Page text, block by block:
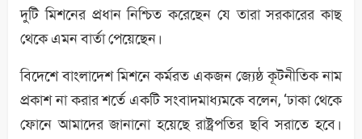
দুটি মিশনের প্রধান নিশ্চিত করেছেন যে তারা সরকারের কাছ
থেকে এমন বার্তা পেয়েছেন।
বিদেশে বাংলাদেশ মিশনে কর্মরত একজন জ্যেষ্ঠ কূটনীতিক নাম
প্রকাশ না করার শর্তে একটি সংবাদমাধ্যমকে বলেন, ‘ঢাকা থেকে
ফোনে আমাদের জানানো হয়েছে রাষ্ট্রপতির ছবি সরাতে হবে।